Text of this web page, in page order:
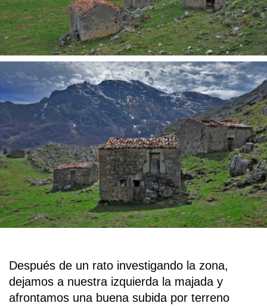
Después de un rato investigando la zona,
dejamos a nuestra izquierda la majada y
afrontamos una buena subida por terreno